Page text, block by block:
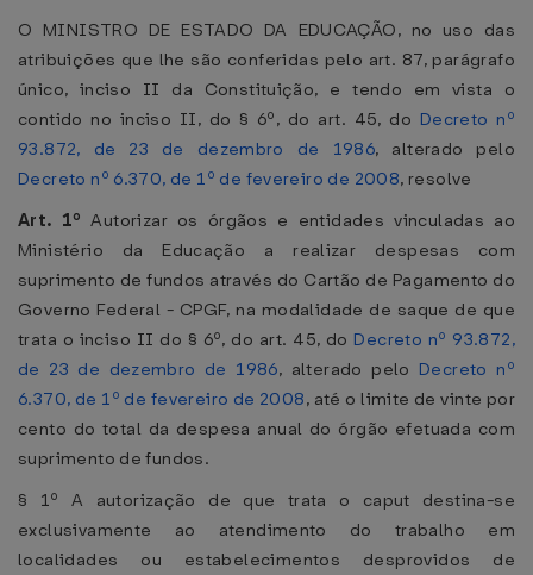
O MINISTRO DE ESTADO DA EDUCAÇÃO, no uso das
atribuições que lhe são conferidas pelo art. 87, parágrafo
único, inciso II da Constituição, e tendo em vista o
contido no inciso II, do § 6º, do art. 45, do Decreto nº
93.872, de 23 de dezembro de 1986, alterado pelo
Decreto nº 6.370, de 1º de fevereiro de 2008, resolve
Art. 1ºAutorizar os órgãos e entidades vinculadas ao
Ministério da Educação a realizar despesas com
suprimento de fundos através do Cartão de Pagamento do
Governo Federal - CPGF, na modalidade de saque de que
trata o inciso II do § 6º, do art. 45, do Decreto nº 93.872,
de 23 de dezembro de 1986, alterado pelo Decreto nº
6.370, de 1º de fevereiro de 2008, até o limite de vinte por
cento do total da despesa anual do órgão efetuada com
suprimento de fundos.
§ 1º A autorização de que trata o caput destina-se
exclusivamente ao atendimento do trabalho em
localidades ou estabelecimentos desprovidos de